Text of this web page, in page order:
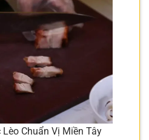
Chuẩn Vị Miền Tây